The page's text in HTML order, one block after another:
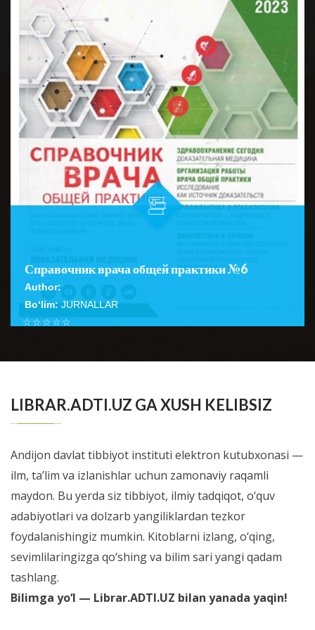
Справочник врача общей практики №6
Author:
Bo‘lim: JURNALLAR
☆
☆
☆
☆
☆
LIBRAR.ADTI.UZ GA XUSH KELIBSIZ
Andijon davlat tibbiyot instituti elektron kutubxonasi —
ilm, ta’lim va izlanishlar uchun zamonaviy raqamli
maydon. Bu yerda siz tibbiyot, ilmiy tadqiqot, o‘quv
adabiyotlari va dolzarb yangiliklardan tezkor
foydalanishingiz mumkin. Kitoblarni izlang, o‘qing,
sevimlilaringizga qo‘shing va bilim sari yangi qadam
tashlang.
Bilimga yo‘l — Librar.ADTI.UZ bilan yanada yaqin!